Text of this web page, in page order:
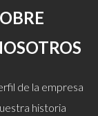
de la empresa
historia